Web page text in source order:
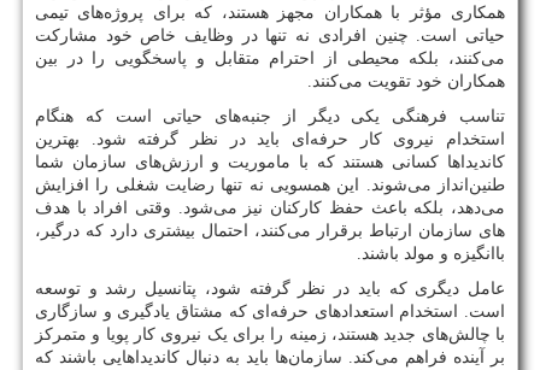
همکاری مؤثر با همکاران مجهز هستند، که برای پروژه‌های تیمی
حیاتی است. چنین افرادی نه تنها در وظایف خاص خود مشارکت
می‌کنند، بلکه محیطی از احترام متقابل و پاسخگویی را در بین
همکاران خود تقویت می‌کنند.
تناسب فرهنگی یکی دیگر از جنبه‌های حیاتی است که هنگام
استخدام نیروی کار حرفه‌ای باید در نظر گرفته شود. بهترین
کاندیداها کسانی هستند که با ماموریت و ارزش‌های سازمان شما
طنین‌انداز می‌شوند. این همسویی نه تنها رضایت شغلی را افزایش
می‌دهد، بلکه باعث حفظ کارکنان نیز می‌شود. وقتی افراد با هدف
های سازمان ارتباط برقرار می‌کنند، احتمال بیشتری دارد که درگیر،
باانگیزه و مولد باشند.
عامل دیگری که باید در نظر گرفته شود، پتانسیل رشد و توسعه
است. استخدام استعدادهای حرفه‌ای که مشتاق یادگیری و سازگاری
با چالش‌های جدید هستند، زمینه را برای یک نیروی کار پویا و متمرکز
بر آینده فراهم می‌کند. سازمان‌ها باید به دنبال کاندیداهایی باشند که